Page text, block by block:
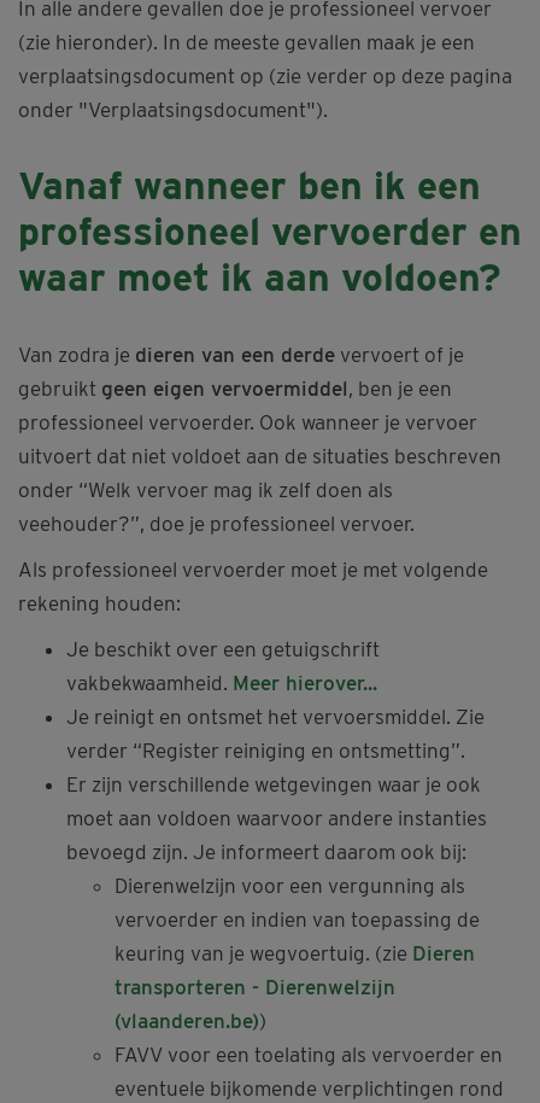
In alle andere gevallen doe je professioneel vervoer
(zie hieronder). In de meeste gevallen maak je een
verplaatsingsdocument op (zie verder op deze pagina
onder "Verplaatsingsdocument").
Vanaf wanneer ben ik een
professioneel vervoerder en
waar moet ik aan voldoen?
Van zodra je dieren van een derde vervoert of je
gebruikt geen eigen vervoermiddel, ben je een
professioneel vervoerder. Ook wanneer je vervoer
uitvoert dat niet voldoet aan de situaties beschreven
onder “Welk vervoer mag ik zelf doen als
veehouder?”, doe je professioneel vervoer.
Als professioneel vervoerder moet je met volgende
rekening houden:
Je beschikt over een getuigschrift
vakbekwaamheid. Meer hierover...
Je reinigt en ontsmet het vervoersmiddel. Zie
verder “Register reiniging en ontsmetting”.
Er zijn verschillende wetgevingen waar je ook
moet aan voldoen waarvoor andere instanties
bevoegd zijn. Je informeert daarom ook bij:
Dierenwelzijn voor een vergunning als
vervoerder en indien van toepassing de
keuring van je wegvoertuig. (zie Dieren
transporteren - Dierenwelzijn
(vlaanderen.be))
FAVV voor een toelating als vervoerder en
eventuele bijkomende verplichtingen rond